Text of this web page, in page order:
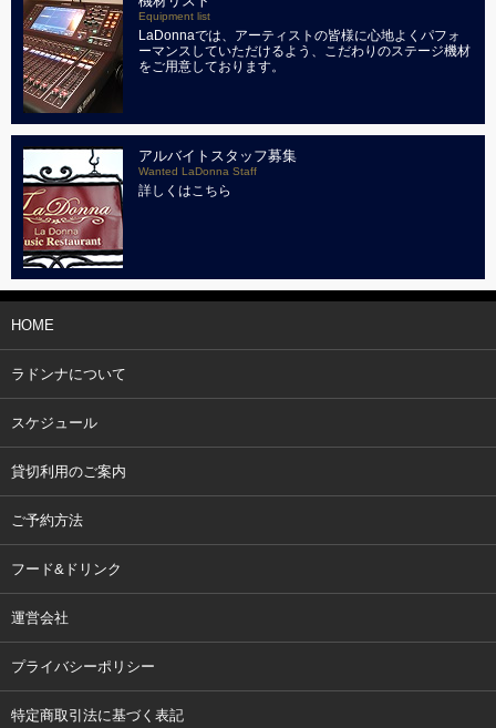
Equipment list
LaDonnaでは、アーティストの皆様に心地よくパフォ
ーマンスしていただけるよう、こだわりのステージ機材
をご用意しております。
アルバイトスタッフ募集
Wanted LaDonna Staff
詳しくはこちら
HOME
ラドンナについて
スケジュール
貸切利用のご案内
ご予約方法
フード&ドリンク
運営会社
プライバシーポリシー
特定商取引法に基づく表記